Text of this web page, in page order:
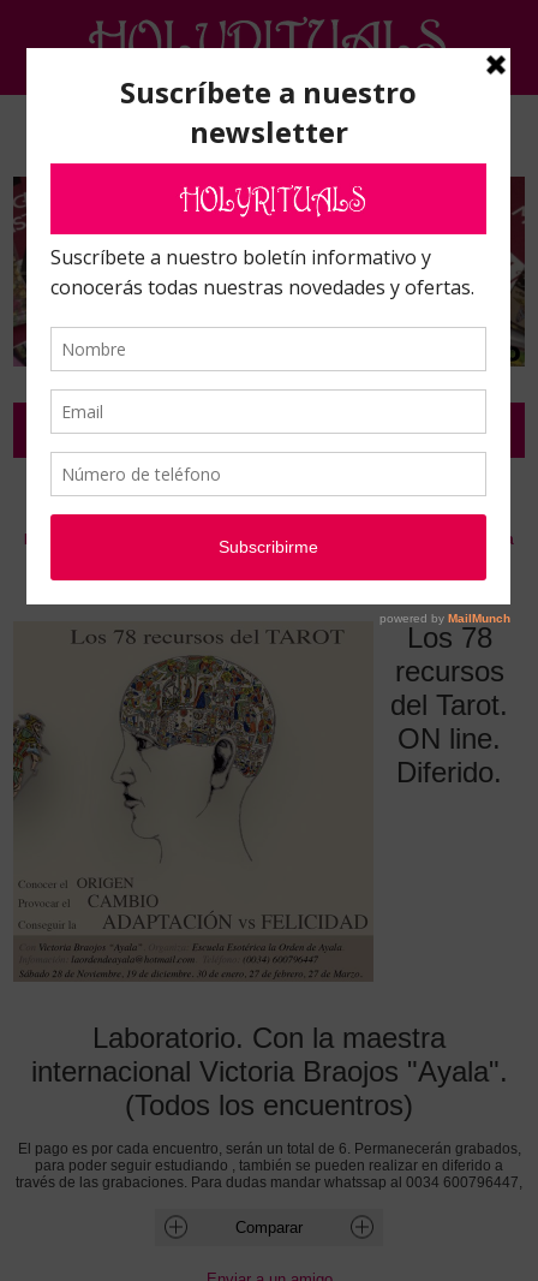
Inicio / Talleres con Victoria Braojos. /
Los 78 recursos del Tarot. ON line. Diferido. Laboratorio. Con la maestra
internacional Victoria Braojos "Ayala". (Todos los encuentros)
Los 78
recursos
del Tarot.
ON line.
Diferido.
Laboratorio. Con la maestra
internacional Victoria Braojos "Ayala".
(Todos los encuentros)
El pago es por cada encuentro, serán un total de 6. Permanecerán grabados,
para poder seguir estudiando , también se pueden realizar en diferido a
través de las grabaciones. Para dudas mandar whatssap al 0034 600796447,